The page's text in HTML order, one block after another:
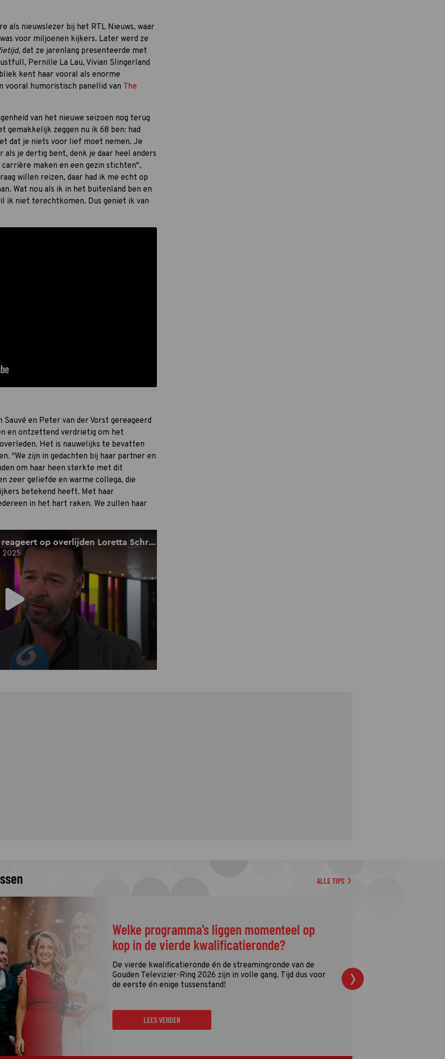
als nieuwslezer bij het RTL Nieuws, waar
voor miljoenen kijkers. Later werd ze
, dat ze jarenlang presenteerde met
Pernille La Lau, Vivian Slingerland
kent haar vooral als enorme
humoristisch panellid van The
van het nieuwe seizoen nog terug
gemakkelijk zeggen nu ik 68 ben: had
dat je niets voor lief moet nemen. Je
je dertig bent, denk je daar heel anders
maken en een gezin stichten",
willen reizen, daar had ik me echt op
Wat nou als ik in het buitenland ben en
ik niet terechtkomen. Dus geniet ik van
Sauvé en Peter van der Vorst gereageerd
en ontzettend verdrietig om het
Het is nauwelijks te bevatten
"We zijn in gedachten bij haar partner en
om haar heen sterkte met dit
zeer geliefde en warme collega, die
betekend heeft. Met haar
in het hart raken. We zullen haar
ALLE TIPS
Welke programma's liggen momenteel op
kop in de vierde kwalificatieronde?
De vierde kwalificatieronde én de streamingronde van de
Gouden Televizier-Ring 2026 zijn in volle gang. Tijd dus voor
de eerste én enige tussenstand!
LEES VERDER